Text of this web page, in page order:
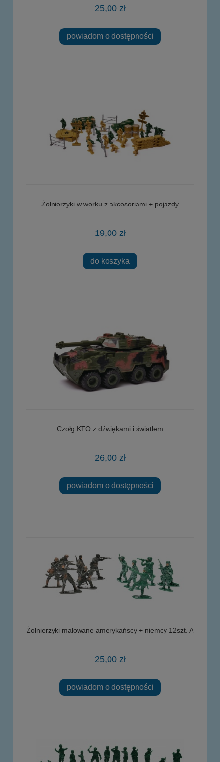
25,00 zł
powiadom o dostępności
Żołnierzyki w worku z akcesoriami + pojazdy
19,00 zł
do koszyka
Czołg KTO z dźwiękami i światłem
26,00 zł
powiadom o dostępności
Żołnierzyki malowane amerykańscy + niemcy 12szt. A
25,00 zł
powiadom o dostępności